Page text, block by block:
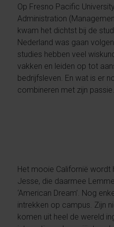
Op Fresno Pacific
Administration
kwam het dichtst bij de
Nederland was gaan
studies hebben veel
vakken en leiden op tot
bedrijfsleven. En wat is er
combineren met zijn
Het mooie Californië wordt
Jesse, die daarmee
‘American Dream’. Nog
intrekken op campus. Zijn
komen uit heel de wereld